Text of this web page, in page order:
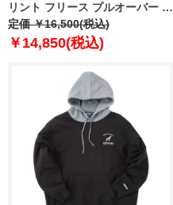
リント フリース プルオーバー パ
ーカー USA直輸入 6010691-418
定価 ￥16,500(税込)
￥14,850(税込)